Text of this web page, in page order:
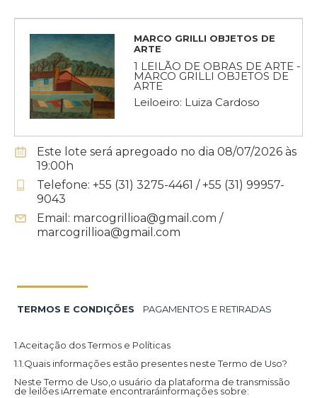
MARCO GRILLI OBJETOS DE
ARTE
1 LEILÃO DE OBRAS DE ARTE -
MARCO GRILLI OBJETOS DE
ARTE
Leiloeiro: Luiza Cardoso
Este lote será apregoado no dia 08/07/2026 às
19:00h
Telefone: +55 (31) 3275-4461 / +55 (31) 99957-
9043
Email: marcogrillioa@gmail.com /
marcogrillioa@gmail.com
TERMOS E CONDIÇÕES PAGAMENTOS E RETIRADAS
1.Aceitação dos Termos e Políticas
1.1.Quais informações estão presentes neste Termo de Uso?
Neste Termo de Uso,o usuário da plataforma de transmissão
de leilões iArremate encontraráinformações sobre: